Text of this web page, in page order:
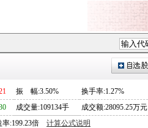
振 幅:3.50%
换手率:1.27%
成交量:109134手
成交额:28095.25万元
:199.23倍
计算公式说明